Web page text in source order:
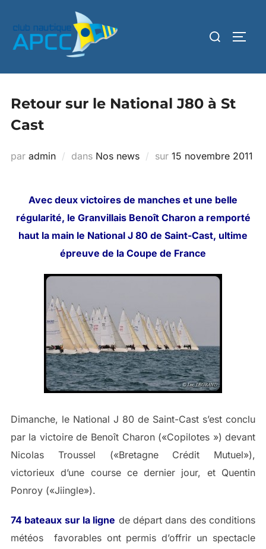
Retour sur le National J80 à St
Cast
par admin dans Nos news sur 15 novembre 2011
Avec deux victoires de manches et une belle
régularité, le Granvillais Benoît Charon a remporté
haut la main le National J 80 de Saint-Cast, ultime
épreuve de la Coupe de France
Dimanche, le National J 80 de Saint-Cast s’est conclu
par la victoire de Benoît Charon («Copilotes ») devant
Nicolas Troussel («Bretagne Crédit Mutuel»),
victorieux d’une course ce dernier jour, et Quentin
Ponroy («Jiingle»).
74 bateaux sur la ligne de départ dans des conditions
météos favorables ont permis d’offrir un spectacle